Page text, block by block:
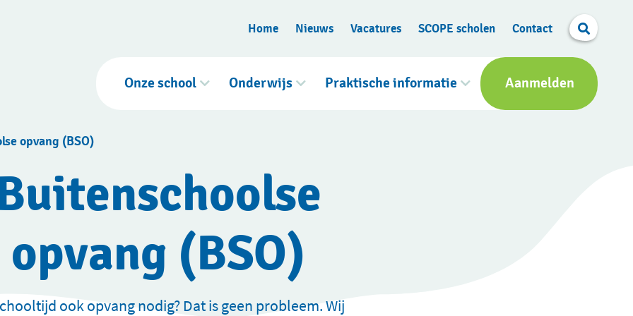
Home Nieuws Vacatures SCOPE scholen Contact Search
Onze school Onderwijs Praktische informatie Aanmelden
opvang (BSO)
opvang (BSO)
ook opvang nodig? Dat is geen probleem. Wij